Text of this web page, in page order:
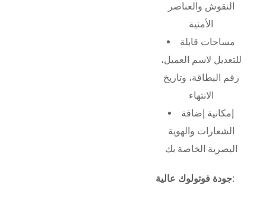
النقوش والعناصر
الأمنية
مساحات قابلة
للتعديل لاسم العميل،
رقم البطاقة، وتاريخ
الانتهاء
إمكانية إضافة
الشعارات والهوية
البصرية الخاصة بك
جودة فوتولوك عالية: